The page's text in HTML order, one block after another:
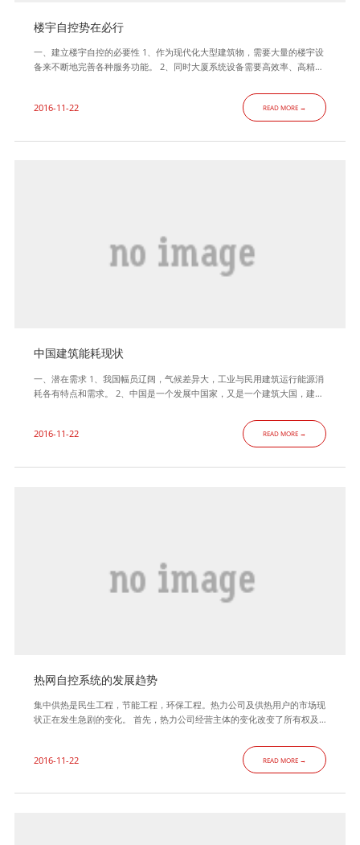
楼宇自控势在必行
一、建立楼宇自控的必要性 1、作为现代化大型建筑物，需要大量的楼宇设
备来不断地完善各种服务功能。 2、同时大厦系统设备需要高效率、高精
定了大楼的灵性，从而决定了楼宇及设备的运行寿命。 4、暖通空调系统运
行约占建筑能耗的三分之二，实行自动控制、节能运行，势在必行。二、建
2016-11-22 READ MORE →
中国建筑能耗现状
一、潜在需求 1、我国幅员辽阔，气候差异大，工业与民用建筑运行能源消
耗各有特点和需求。 2、中国是一个发展中国家，又是一个建筑大国，建筑
费的主要增长点，同时也将是社会经济发展的沉重负担。二、建筑节能 1、
2016-11-22 READ MORE →
热网自控系统的发展趋势
集中供热是民生工程，节能工程，环保工程。热力公司及供热用户的市场现
状正在发生急剧的变化。 首先，热力公司经营主体的变化改变了所有权及
行效率。有效的降低运行费用，成为其经营的主导性原则。 其次。国家十
二五政策的调整及节能环保的要求，对热力公司来说有深远影响。低效率的
2016-11-22 READ MORE →